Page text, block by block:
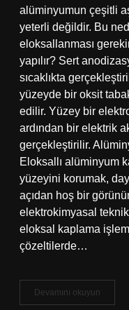
alüminyumun çeşitli
yeterli değildir. Bu
eloksallanması
yapılır? Sert
sıcaklıkta
yüzeyde bir oksit
edilir. Yüzey bir
ardından bir elektrik
gerçekleştirilir.
Eloksallı alüminyum
yüzeyini korumak,
açıdan hoş bir
elektrokimyasal
eloksal kaplama
çözeltilerde…
Devamını okuyun
Kaplama